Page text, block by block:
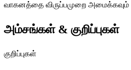
வாகனத்தை விருப்பமுறை அமைக்கவும்
அம்சங்கள் & குறிப்புகள்
குறிப்புகள்